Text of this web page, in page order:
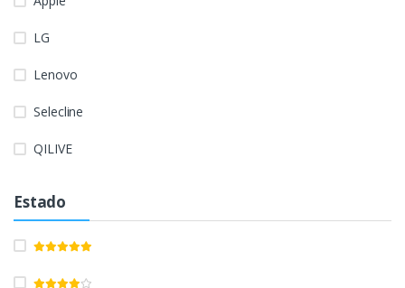
LG
Lenovo
Selecline
QILIVE
Estado